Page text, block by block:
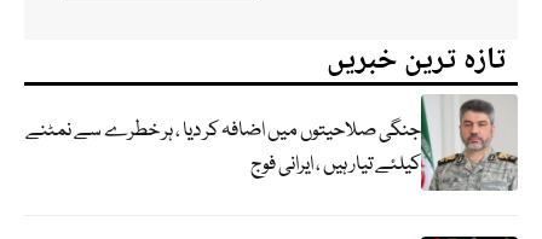
تازہ ترین خبریں
جنگی صلاحیتوں میں اضافہ کر دیا ، ہر خطرے سے نمٹنے
کیلئے تیار ہیں ، ایرانی فوج